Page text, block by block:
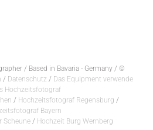
/ Based in Bavaria - Germany / ©
/ Datenschutz / Das Equipment verwende
Hochzeitsfotograf
/ Hochzeitsfotograf Regensburg /
Bayern
Scheune/ Hochzeit Burg Wernberg